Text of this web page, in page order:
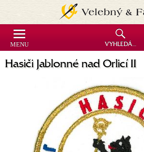
Hasiči Jablonné nad Orlicí II
MENU VYHLEDÁVÁNÍ